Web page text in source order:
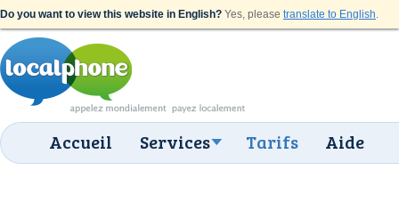
Do you want to view this website in English? Yes, please translate to English.
Accueil Services Tarifs Aide